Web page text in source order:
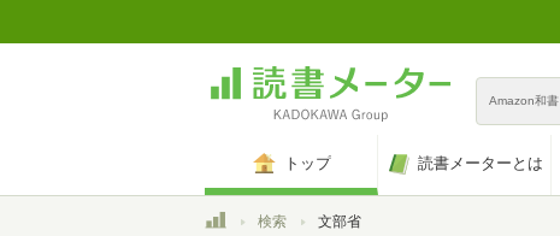
Amazon和書
トップ 読書メーターとは
トップ検索 文部省